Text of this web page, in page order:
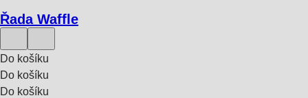
Řada Waffle
Do košíku
Do košíku
Do košíku